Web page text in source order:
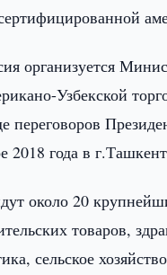
организуется
Узбекской
переговоров
года в
около 20
товаров,
сельское